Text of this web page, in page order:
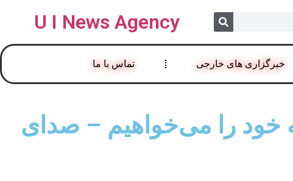
U I News Agency
خبرگزاری های خارجی تماس با ما
خود را می‌خواهیم – صدای